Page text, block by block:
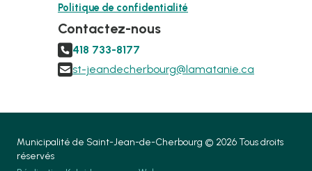
Politique de confidentialité
Contactez-nous
418 733-8177
st-jeandecherbourg@lamatanie.ca
Municipalité de Saint-Jean-de-Cherbourg © 2026 Tous droits
réservés